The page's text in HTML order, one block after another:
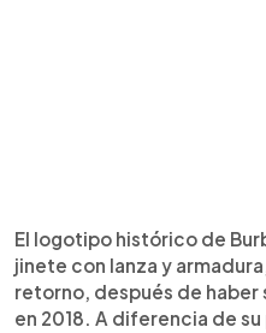
El logotipo histórico de
jinete con lanza y
retorno, después de haber
en 2018. A diferencia de